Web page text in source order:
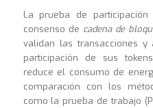
La prueba de
consenso de cadena de
validan las transacciones
participación de sus
reduce el consumo de
comparación con los
como la prueba de trabajo